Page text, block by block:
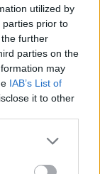
utilized by
parties prior to
further
parties on the
may
IAB’s List of
it to other
more Google
may click to